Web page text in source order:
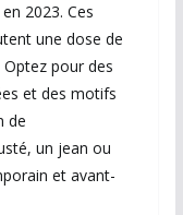
2023. Ces
une dose de
Optez pour des
et des motifs
de
un jean ou
et avant-